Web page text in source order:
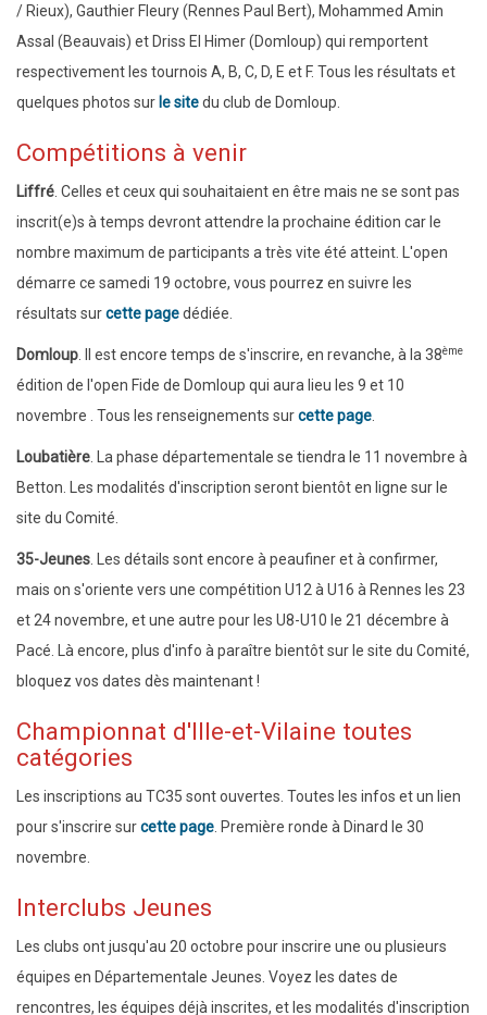
/ Rieux), Gauthier Fleury (Rennes Paul Bert), Mohammed Amin
Assal (Beauvais) et Driss El Himer (Domloup) qui remportent
respectivement les tournois A, B, C, D, E et F. Tous les résultats et
quelques photos sur le sitedu club de Domloup.
Compétitions à venir
Liffré . Celles et ceux qui souhaitaient en être mais ne se sont pas
inscrit(e)s à temps devront attendre la prochaine édition car le
nombre maximum de participants a très vite été atteint. L'open
démarre ce samedi 19 octobre, vous pourrez en suivre les
résultats surcette pagedédiée.
Domloup . Il est encore temps de s'inscrire, en revanche, à la 38ème
édition de l'open Fide de Domloup qui aura lieu les 9 et 10
novembre . Tous les renseignements surcette page
Loubatière . La phase départementale se tiendra le 11 novembre à
Betton. Les modalités d'inscription seront bientôt en ligne sur le
site du Comité.
35-Jeunes . Les détails sont encore à peaufiner et à confirmer,
mais on s'oriente vers une compétition U12 à U16 à Rennes les 23
et 24 novembre, et une autre pour les U8-U10 le 21 décembre à
Pacé. Là encore, plus d'info à paraître bientôt sur le site du Comité,
bloquez vos dates dès maintenant !
Championnat d'Ille-et-Vilaine toutes
catégories
Les inscriptions au TC35 sont ouvertes. Toutes les infos et un lien
pour s'inscrire surcette page . Première ronde à Dinard le 30
novembre.
Interclubs Jeunes
Les clubs ont jusqu'au 20 octobre pour inscrire une ou plusieurs
équipes en Départementale Jeunes. Voyez les dates de
rencontres, les équipes déjà inscrites, et les modalités d'inscription